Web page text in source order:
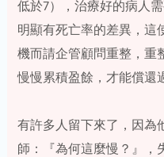
低於7），治療好的病人
明顯有死亡率的差異，這
機而請企管顧問重整，重
慢慢累積盈餘，才能償還
有許多人留下來了，因為
師：『為何這麼慢？』，